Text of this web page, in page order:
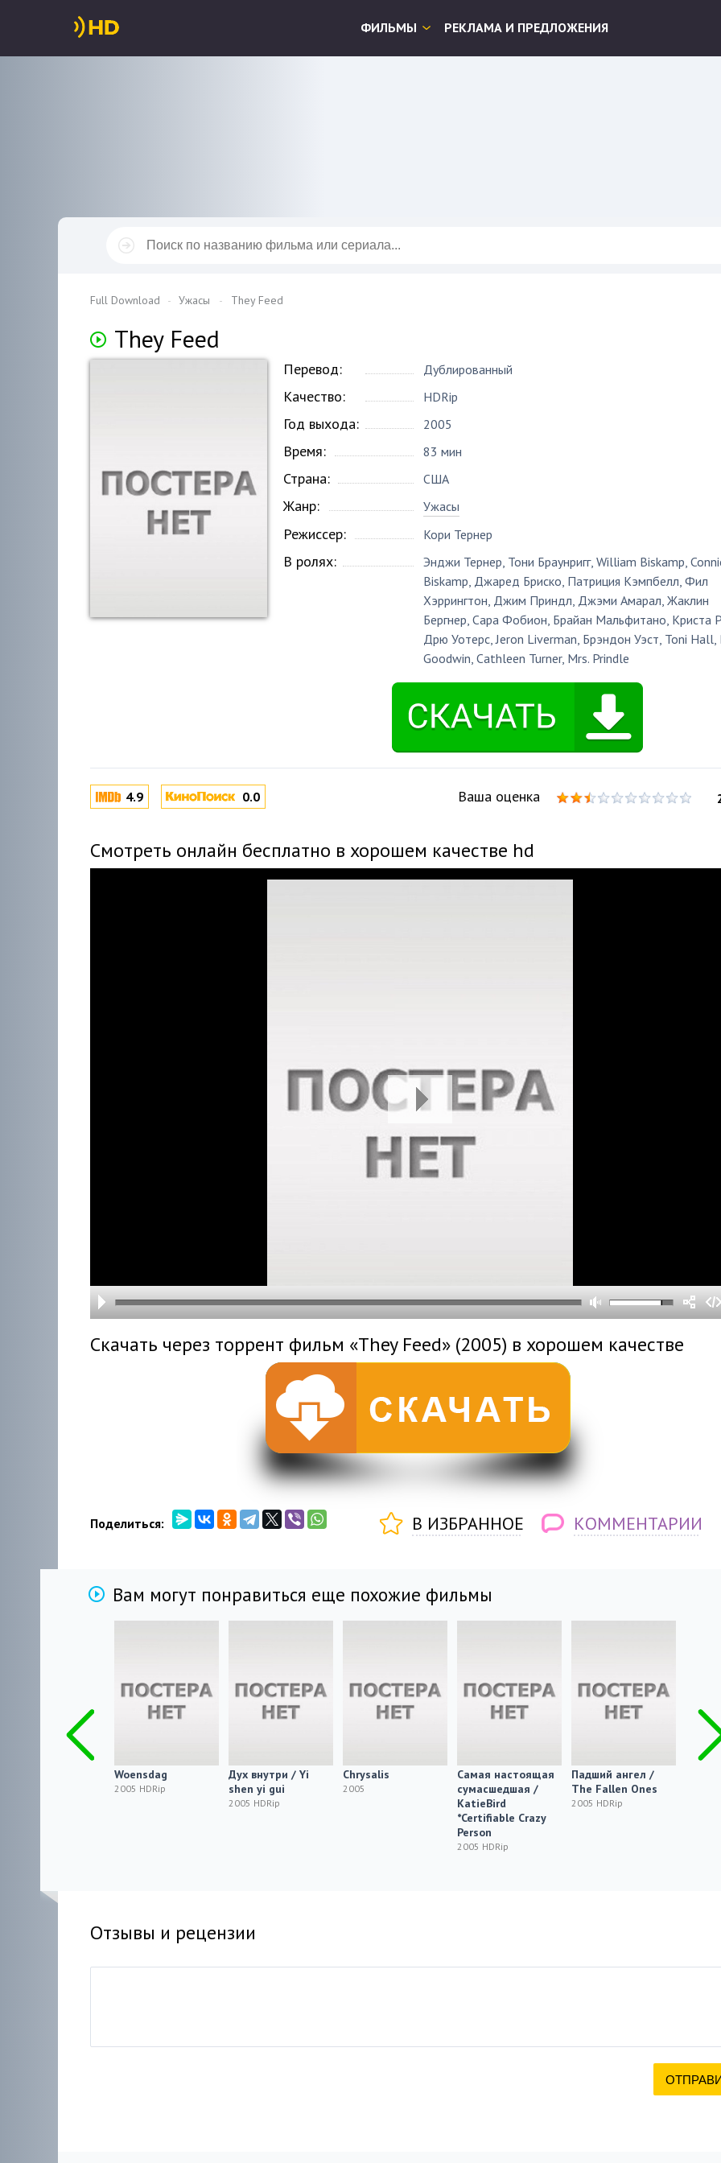
ФИЛЬМЫ РЕКЛАМА И ПРЕДЛОЖЕНИЯ
Full Download Ужасы They Feed
They Feed
Перевод: Дублированный
Качество: HDRip
Год выхода: 2005
Время: 83 мин
Страна: США
Жанр: Ужасы
Режиссер: Кори Тернер
В ролях: Энджи Тернер, Тони Браунригг, William Biskamp,
Biskamp, Джаред Бриско, Патриция Кэмпбелл, Фил
Хэррингтон, Джим Приндл, Джэми Амарал, Жаклин
Бергнер, Сара Фобион, Брайан Мальфитано, Криста
Дрю Уотерс,Jeron Liverman, Брэндон Уэст, Toni Hall,
Goodwin, Cathleen Turner, Mrs. Prindle
4.9 0.0 Ваша оценка
Смотреть онлайн бесплатно в хорошем качестве hd
Скачать через торрент фильм «They Feed» (2005) в хорошем качестве
Поделиться: В ИЗБРАННОЕ КОММЕНТАРИИ
Вам могут понравиться еще похожие фильмы
Woensdag
2005 HDRip
Дух внутри / Yi
shen yi gui
2005 HDRip
Chrysalis
2005
Самая настоящая
сумасшедшая /
KatieBird
*Certifiable Crazy
Person
2005 HDRip
Падший ангел /
The Fallen Ones
2005 HDRip
Отзывы и рецензии